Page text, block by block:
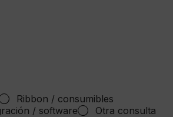
Ribbon / consumibles
/ software Otra consulta